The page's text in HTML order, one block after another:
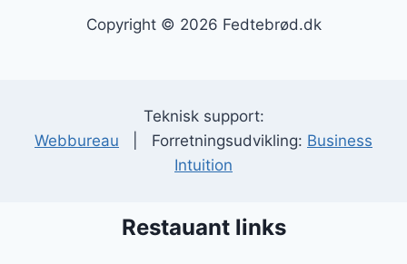
Copyright © 2026 Fedtebrød.dk
Teknisk support:
Webbureau | Forretningsudvikling: Business
Intuition
Restauant links